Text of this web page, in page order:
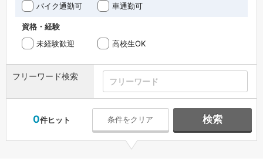
バイク通勤可
車通勤可
資格・経験
未経験歓迎
高校生OK
フリーワード検索
0件ヒット 条件をクリア 検索